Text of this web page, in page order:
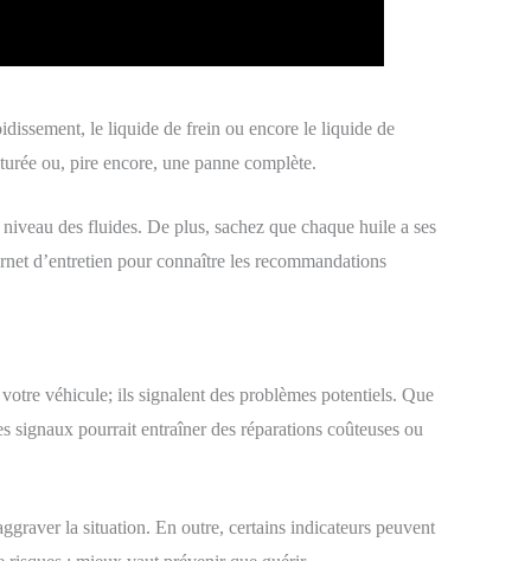
le liquide de frein ou encore le liquide de
ou, pire encore, une panne complète.
des fluides. De plus, sachez que chaque huile a ses
d’entretien pour connaître les recommandations
véhicule; ils signalent des problèmes potentiels. Que
pourrait entraîner des réparations coûteuses ou
la situation. En outre, certains indicateurs peuvent